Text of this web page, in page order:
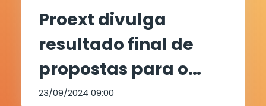
Proext divulga
resultado final de
propostas para o
Festival de Arte e
23/09/2024 09:00